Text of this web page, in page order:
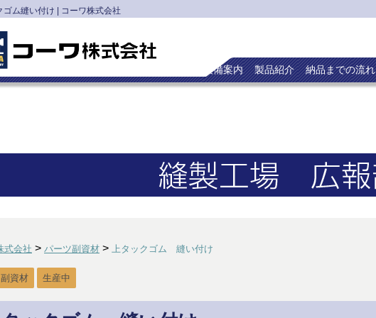
ゴム縫い付け | コーワ株式会社
設備案内 製品紹介 納品までの流れ
式会社 > パーツ副資材 > 上タックゴム 縫い付け
資材 生産中